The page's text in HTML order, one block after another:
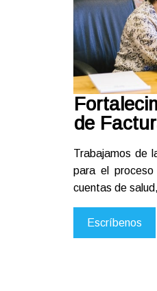
de
Trabajamos de
para el
cuentas de
Escríbenos